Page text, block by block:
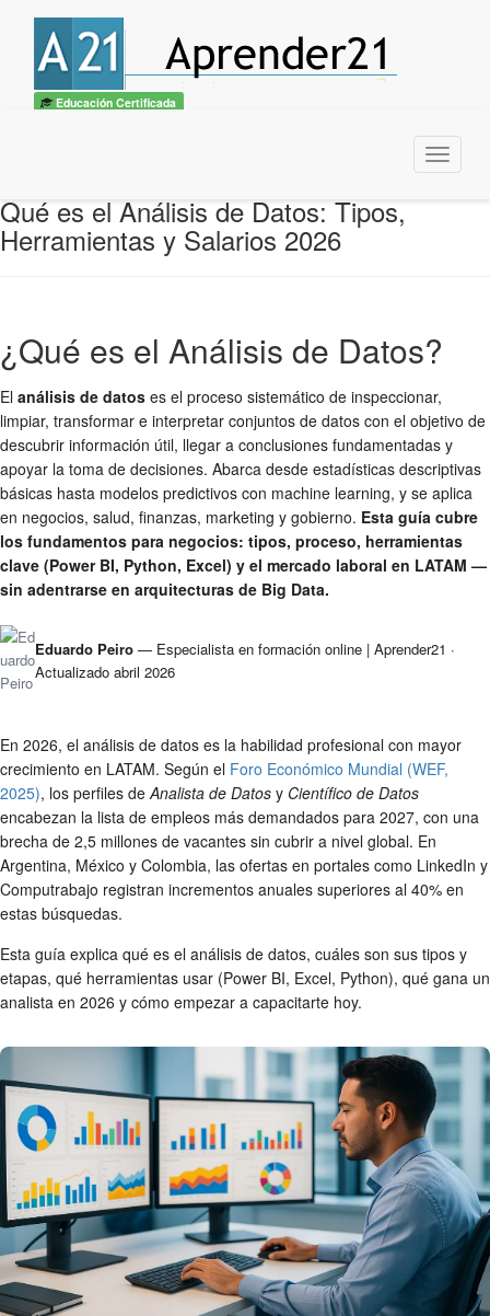
Educación Certificada
Menu
Qué es el Análisis de Datos: Tipos,
Herramientas y Salarios 2026
¿Qué es el Análisis de Datos?
El análisis de datos es el proceso sistemático de inspeccionar,
limpiar, transformar e interpretar conjuntos de datos con el objetivo de
descubrir información útil, llegar a conclusiones fundamentadas y
apoyar la toma de decisiones. Abarca desde estadísticas descriptivas
básicas hasta modelos predictivos con machine learning, y se aplica
en negocios, salud, finanzas, marketing y gobierno. Esta guía cubre
los fundamentos para negocios: tipos, proceso, herramientas
clave (Power BI, Python, Excel) y el mercado laboral en LATAM —
sin adentrarse en arquitecturas de Big Data.
Eduardo Peiro — Especialista en formación online | Aprender21 ·
Actualizado abril 2026
En 2026, el análisis de datos es la habilidad profesional con mayor
crecimiento en LATAM. Según el Foro Económico Mundial (WEF,
2025), los perfiles deAnalista de Datos y Científico de Datos
encabezan la lista de empleos más demandados para 2027, con una
brecha de 2,5 millones de vacantes sin cubrir a nivel global. En
Argentina, México y Colombia, las ofertas en portales como LinkedIn y
Computrabajo registran incrementos anuales superiores al 40% en
estas búsquedas.
Esta guía explica qué es el análisis de datos, cuáles son sus tipos y
etapas, qué herramientas usar (Power BI, Excel, Python), qué gana un
analista en 2026 y cómo empezar a capacitarte hoy.